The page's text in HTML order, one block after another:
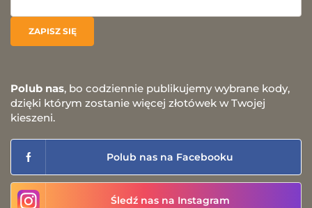
Polub nas, bo codziennie publikujemy wybrane kody,
dzięki którym zostanie więcej złotówek w Twojej
kieszeni.
Polub nas na Facebooku
Śledź nas na Instagram